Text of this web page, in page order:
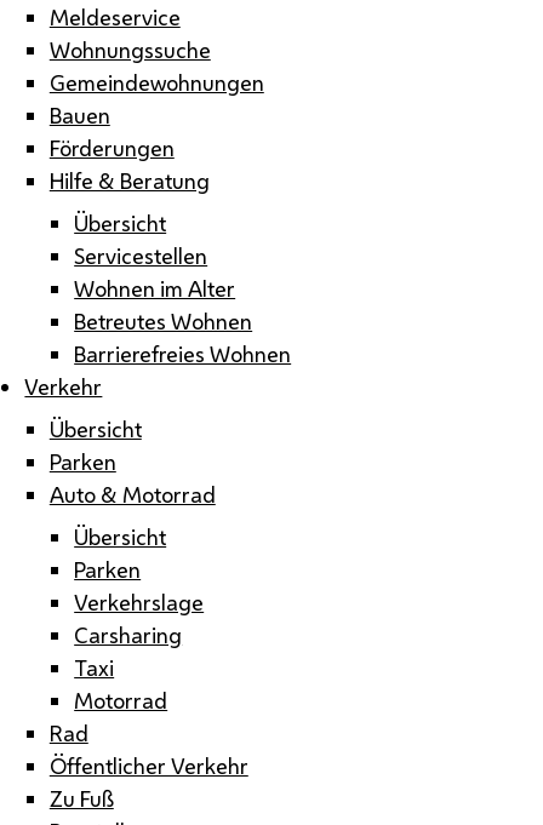
Meldeservice
Wohnungssuche
Gemeindewohnungen
Bauen
Förderungen
Hilfe & Beratung
Übersicht
Servicestellen
Wohnen im Alter
Betreutes Wohnen
Barrierefreies Wohnen
Verkehr
Übersicht
Parken
Auto & Motorrad
Übersicht
Parken
Verkehrslage
Carsharing
Taxi
Motorrad
Rad
Öffentlicher Verkehr
Zu Fuß